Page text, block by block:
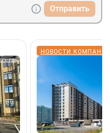
Отправить
НОВОСТИ